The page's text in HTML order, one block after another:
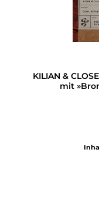
KILIAN & CLOSE
mit